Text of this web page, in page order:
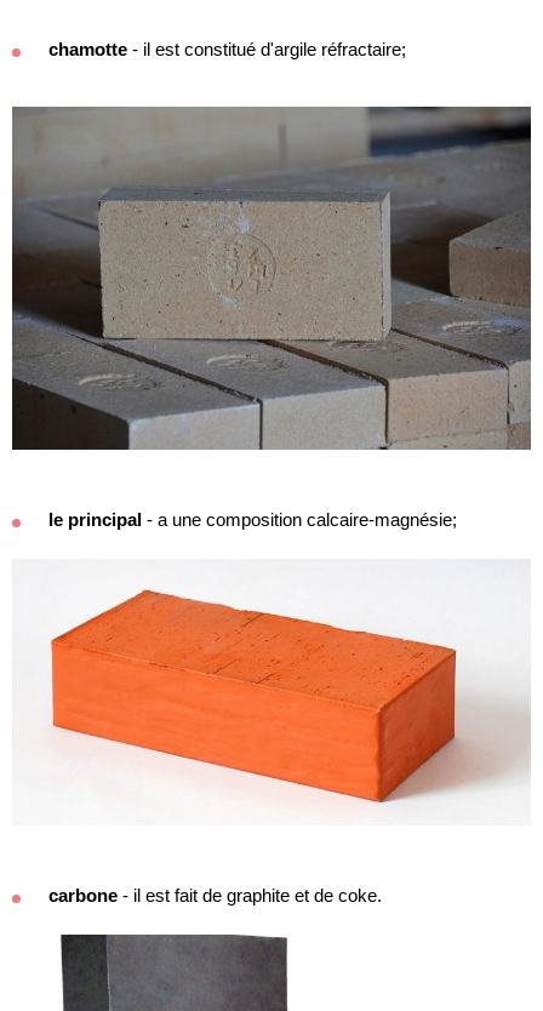
chamotte - il est constitué d'argile réfractaire;
le principal - a une composition calcaire-magnésie;
carbone - il est fait de graphite et de coke.